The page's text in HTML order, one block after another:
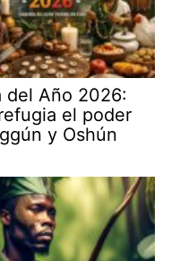
del Año 2026:
el poder
y Oshún